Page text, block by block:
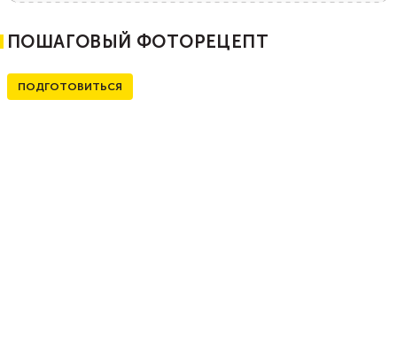
ПОШАГОВЫЙ ФОТОРЕЦЕПТ
ПОДГОТОВИТЬСЯ